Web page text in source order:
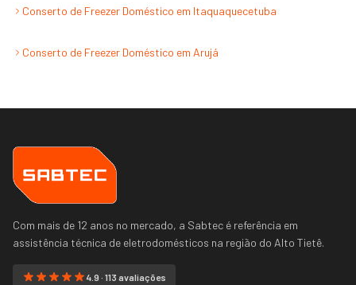
Conserto de Freezer Doméstico em Itaquaquecetuba
Conserto de Freezer Doméstico em Arujá
Com mais de 12 anos no mercado, a Sabtec é referência em
assistência técnica de eletrodomésticos na região do Alto Tietê.
4.9 · 113 avaliações